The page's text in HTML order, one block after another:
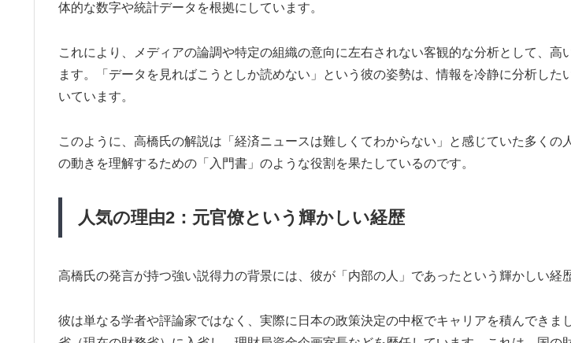
体的な数字や統計データを根拠にしています。
これにより、メディアの論調や特定の組織の意向に左右されない客観的な分析として、高
ます。「データを見ればこうとしか読めない」という彼の姿勢は、情報を冷静に分析した
いています。
このように、高橋氏の解説は「経済ニュースは難しくてわからない」と感じていた多くの
の動きを理解するための「入門書」のような役割を果たしているのです。
人気の理由2：元官僚という輝かしい経歴
高橋氏の発言が持つ強い説得力の背景には、彼が「内部の人」であったという輝かしい経
彼は単なる学者や評論家ではなく、実際に日本の政策決定の中枢でキャリアを積んできま